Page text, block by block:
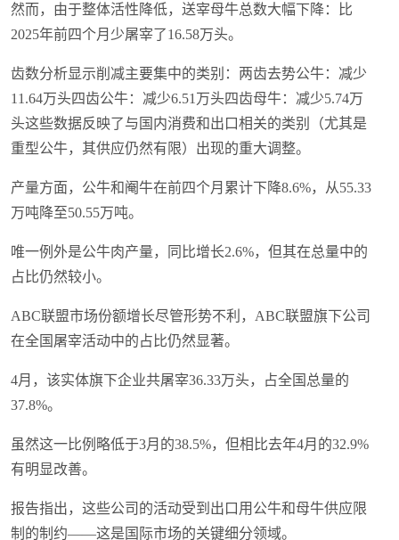
然而，由于整体活性降低，送宰母牛总数大幅下降：比
2025年前四个月少屠宰了16.58万头。
齿数分析显示削减主要集中的类别：两齿去势公牛：减少
11.64万头四齿公牛：减少6.51万头四齿母牛：减少5.74万
头这些数据反映了与国内消费和出口相关的类别（尤其是
重型公牛，其供应仍然有限）出现的重大调整。
产量方面，公牛和阉牛在前四个月累计下降8.6%，从55.33
万吨降至50.55万吨。
唯一例外是公牛肉产量，同比增长2.6%，但其在总量中的
占比仍然较小。
ABC联盟市场份额增长尽管形势不利，ABC联盟旗下公司
在全国屠宰活动中的占比仍然显著。
4月，该实体旗下企业共屠宰36.33万头，占全国总量的
37.8%。
虽然这一比例略低于3月的38.5%，但相比去年4月的32.9%
有明显改善。
报告指出，这些公司的活动受到出口用公牛和母牛供应限
制的制约——这是国际市场的关键细分领域。